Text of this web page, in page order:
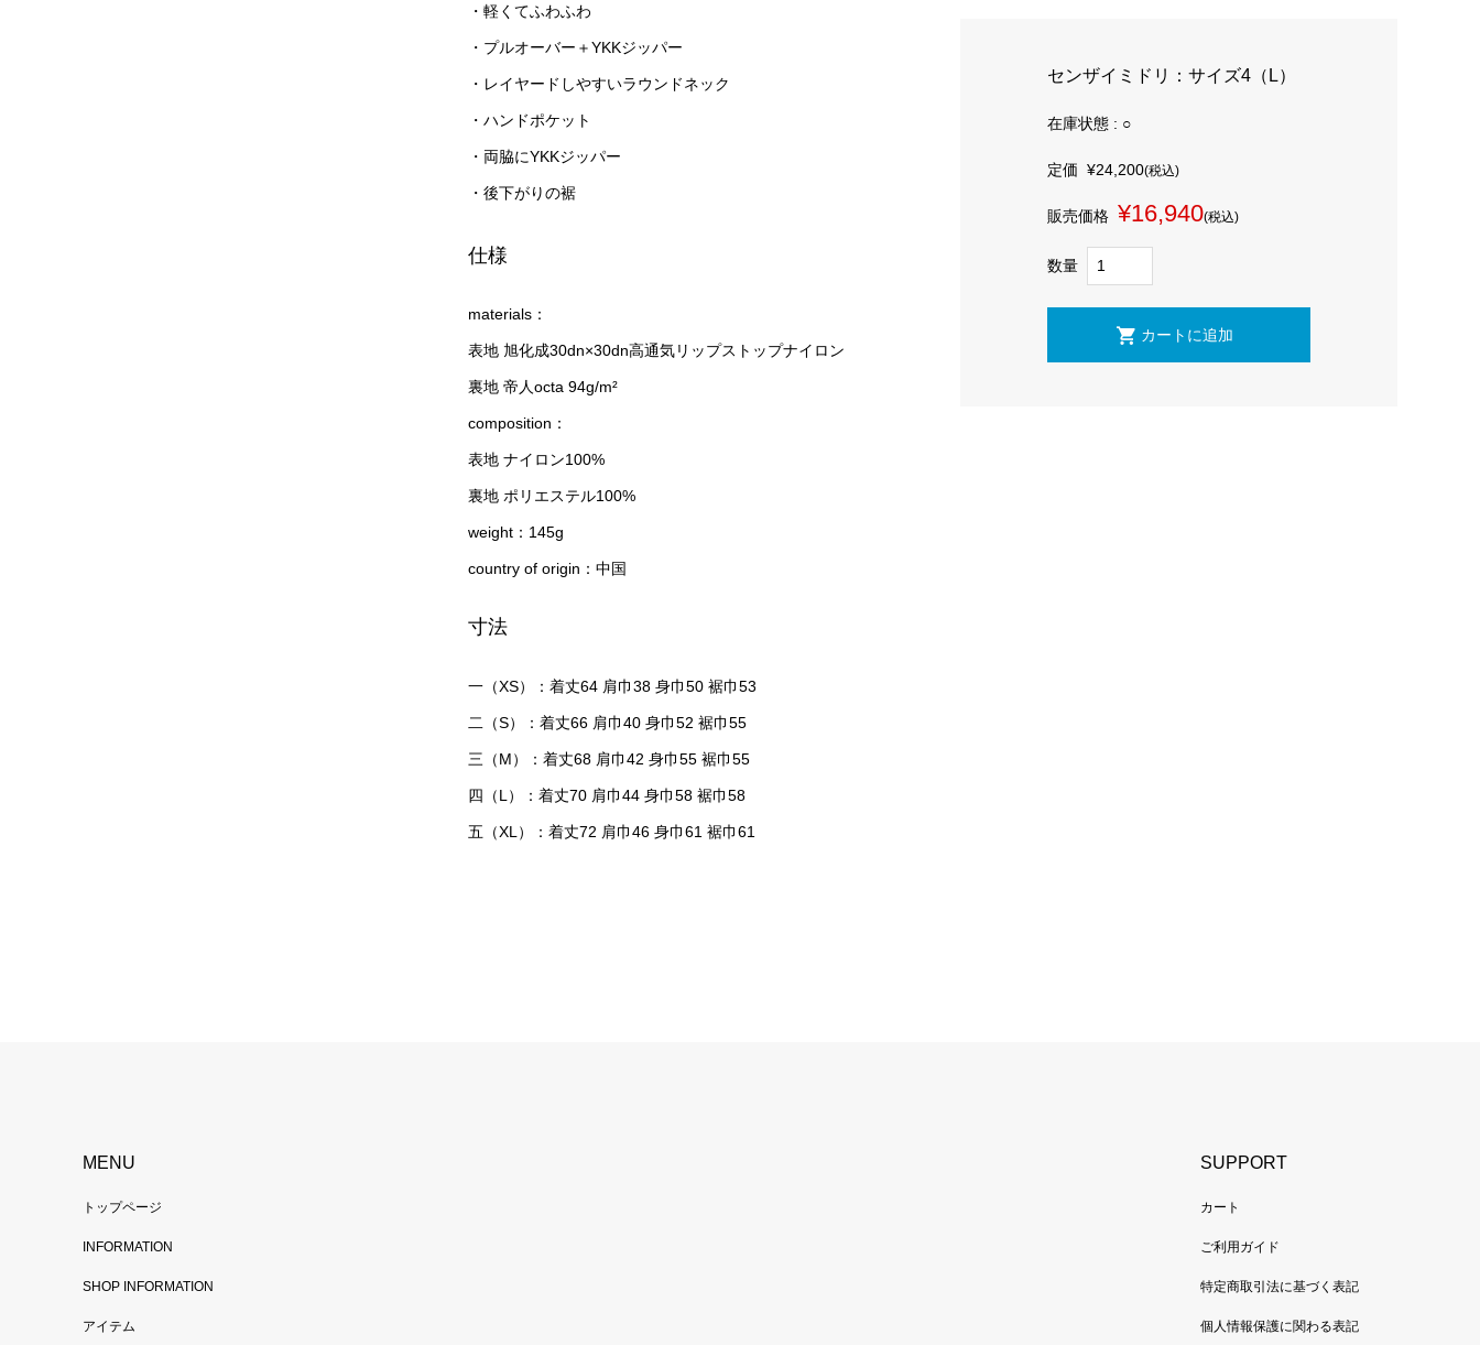
・軽くてふわふわ
・プルオーバー＋YKKジッパー
・レイヤードしやすいラウンドネック
・ハンドポケット
・両脇にYKKジッパー
・後下がりの裾
仕様
materials：
表地 旭化成30dn×30dn高通気リップストップナイロン
裏地 帝人octa 94g/m²
composition：
表地 ナイロン100%
裏地 ポリエステル100%
weight：145g
country of origin：中国
寸法
一（XS）：着丈64 肩巾38 身巾50 裾巾53
二（S）：着丈66 肩巾40 身巾52 裾巾55
三（M）：着丈68 肩巾42 身巾55 裾巾55
四（L）：着丈70 肩巾44 身巾58 裾巾58
五（XL）：着丈72 肩巾46 身巾61 裾巾61
センザイミドリ：サイズ4（L）
在庫状態 : ○
定価¥24,200(税込)
販売価格 ¥16,940(税込)
数量
MENU
トップページ
INFORMATION
SHOP INFORMATION
アイテム
SUPPORT
カート
ご利用ガイド
特定商取引法に基づく表記
個人情報保護に関わる表記